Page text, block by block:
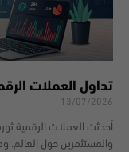
تداول العملات
13/07/2026
أحدثت العملات الرقمية
والمستثمرين حول العالم.